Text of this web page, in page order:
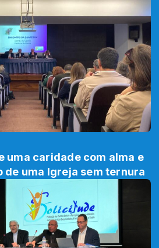
uma caridade com alma e
de uma Igreja sem ternura